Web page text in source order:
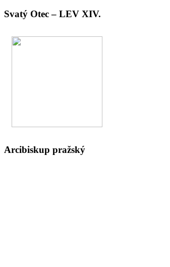
Svatý Otec – LEV XIV.
Arcibiskup pražský